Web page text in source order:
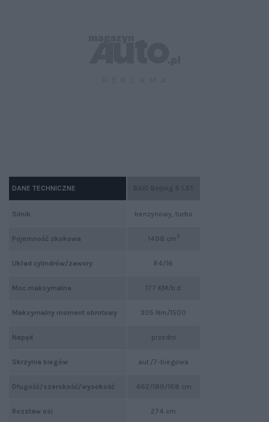
benzynowy, turbo
1498 cm 3
R4/16
177 KM/b.d.
305 Nm/1500
przedni
aut./7-biegowa
462/189/168 cm
274 cm
DANE TECHNICZNE
Silnik
Pojemność skokowa
Układ cylindrów/zawory
Moc maksymalna
Maksymalny moment obrotowy
Napęd
Skrzynia biegów
Długość/szerokość/wysokość
Rozstaw osi